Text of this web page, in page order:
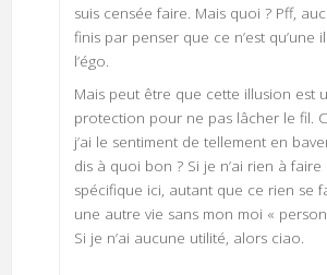
suis censée faire. Mais quoi ? Pff,
finis par penser que ce n’est qu’une
l’égo.
Mais peut être que cette illusion est
protection pour ne pas lâcher le fil.
j’ai le sentiment de tellement en
dis à quoi bon ? Si je n’ai rien à faire
spécifique ici, autant que ce rien se
une autre vie sans mon moi «
Si je n’ai aucune utilité, alors ciao.